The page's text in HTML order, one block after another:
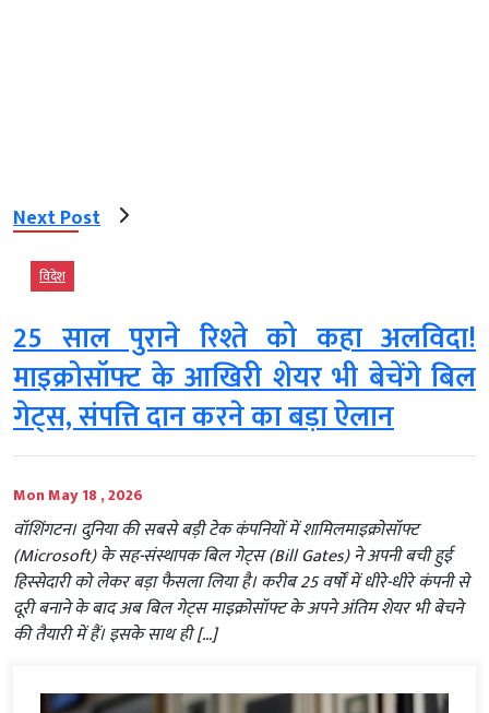
Next Post
विदेश
25 साल पुराने रिश्ते को कहा अलविदा!
माइक्रोसॉफ्ट के आखिरी शेयर भी बेचेंगे बिल
गेट्स, संपत्ति दान करने का बड़ा ऐलान
Mon May 18 , 2026
वॉशिंगटन। दुनिया की सबसे बड़ी टेक कंपनियों में शामिलमाइक्रोसॉफ्ट
(Microsoft) के सह-संस्थापक बिल गेट्स (Bill Gates) ने अपनी बची हुई
हिस्सेदारी को लेकर बड़ा फैसला लिया है। करीब 25 वर्षों में धीरे-धीरे कंपनी से
दूरी बनाने के बाद अब बिल गेट्स माइक्रोसॉफ्ट के अपने अंतिम शेयर भी बेचने
की तैयारी में हैं। इसके साथ ही […]